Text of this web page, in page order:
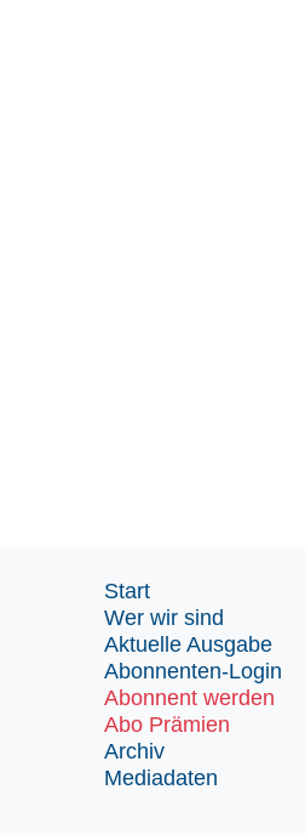
Start
Wer wir sind
Aktuelle Ausgabe
Abonnenten-Login
Abonnent werden
Abo Prämien
Archiv
Mediadaten